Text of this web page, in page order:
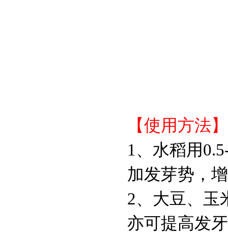
【使用方法】
1、水稻用
加发芽势，
2、大豆、玉
亦可提高发